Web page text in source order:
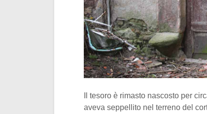
Il tesoro è rimasto nascosto per
aveva seppellito nel terreno del